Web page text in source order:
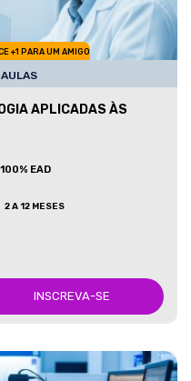
+1 PARA UM AMIGO
APLICADAS ÀS
100% EAD
2 A 12 MESES
INSCREVA-SE